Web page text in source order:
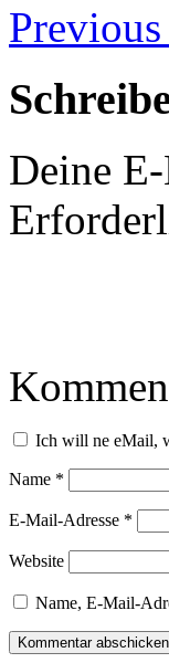
Previous
Deine
Ich will ne eMail,
Name *
E-Mail-Adresse *
Website
Name, E-Mail-